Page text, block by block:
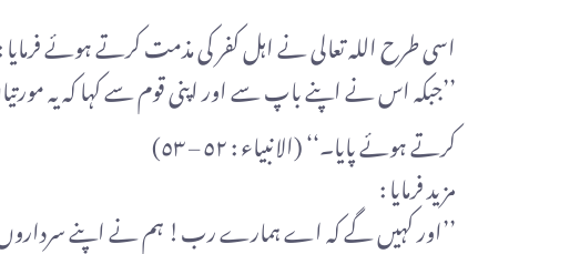
اسی طرح اللہ تعالی نے اہل کفر کی مذمت کرتے ہوئے
’’جبکہ اس نے اپنے باپ سے اور اپنی قوم سے کہا کہ یہ
کرتے ہوئے پایا۔‘‘ (الانبیاء : ٥٢ – ٥٣)
مزید فرمایا :